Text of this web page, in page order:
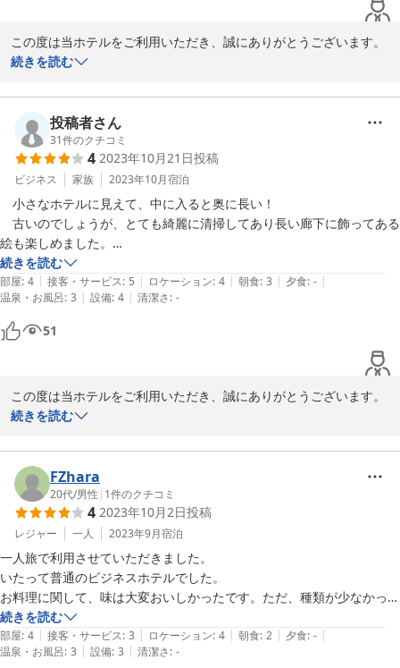
この度は当ホテルをご利用いただき、誠にありがとうございます。
て御礼申し上げます。
無料朝食や価格、またお部屋の消臭対応にご満足いただけた様子が
伺え、大変嬉しく存じます。設備は少々古めではございますが、お
客様に快適にお過ごしいただけるよう、日々の清掃と客室メンテナ
ンスに努めております。
今後ともビジネスで便利に、そして快適にご利用いただけるホテル
を目指し、サービス向上に努めてまいります。お客様のまたのご来
セントラルホテル＜福島県＞
2026-05-26
続きを読む
投稿者さん
31件のクチコミ
4 2023年10月21日投稿
ビジネス 家族 2023年10月宿泊
小さなホテルに見えて、中に入ると奥に長い！
古いのでしょうが、とても綺麗に清掃してあり長い廊下に飾ってある
絵も楽しめました。
お風呂はユニットでトイレ付きです。部屋が広いのでトイレ別なら最
高でしたね。
続きを読む
部屋: 4 | 接客・サービス: 5 | ロケーション: 4 | 朝食: 3 | 夕食: - |
温泉・お風呂: 3 | 設備: 4 | 清潔さ: -
51
この度は当ホテルをご利用いただき、誠にありがとうございます。
しく励みになります。
お風呂の仕様に関しましては、構造上、別々にすることが難しく心
苦しい限りでございますが、今後も清潔で快適な空間を提供できる
よう、より一層清掃に力を入れてまいります。
「また使わせていただきます」とのお言葉を励みに、次回も快適に
お過ごしいただけるようサービスの向上に努めてまいります。
セントラルホテル＜福島県＞
続きを読む
FZhara
20代/男性 | 1件のクチコミ
4 2023年10月2日投稿
レジャー 一人 2023年9月宿泊
一人旅で利用させていただきました。
いたって普通のビジネスホテルでした。
お料理に関して、味は大変おいしかったです。ただ、種類が少なかった
ので好き嫌いによってご飯のおかずが限られてしまったのが残念でし
た。
続きを読む
部屋: 4 | 接客・サービス: 3 | ロケーション: 4 | 朝食: 2 | 夕食: - |
温泉・お風呂: 3 | 設備: 3 | 清潔さ: -